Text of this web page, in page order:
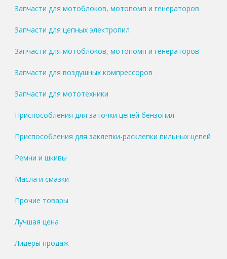
Запчасти для мотоблоков, мотопомп и генераторов
Запчасти для цепных электропил
Запчасти для мотоблоков, мотопомп и генераторов
Запчасти для воздушных компрессоров
Запчасти для мототехники
Приспособления для заточки цепей бензопил
Приспособления для заклепки-расклепки пильных цепей
Ремни и шкивы
Масла и смазки
Прочие товары
Лучшая цена
Лидеры продаж